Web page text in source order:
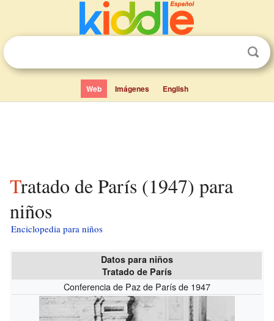
Web Imágenes English
Tratado de París (1947) para
niños
Enciclopedia para niños
Datos para niños
Tratado de París
Conferencia de Paz de París de 1947